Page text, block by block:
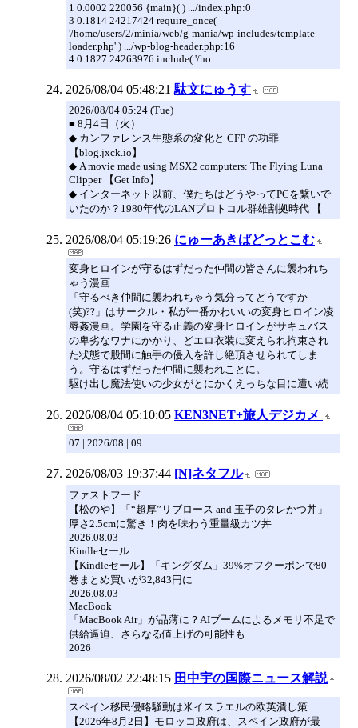
1 0.0002 220056 {main}( ) .../index.php:0
3 0.1814 24217424 require_once(
'/home/users/2/minia/web/g-mania/wp-includes/template-
loader.php' ) .../wp-blog-header.php:16
4 0.1827 24263976 include( '/ho
2026/08/04 05:48:21 駄文にゅうす
2026/08/04 05:24 (Tue)
■ 8月4日（火）
◆ カンファレンス生態系の変化と CFP の功罪
【blog.jxck.io】
◆ A movie made using MSX2 computers: The Flying Luna
Clipper 【Get Info】
◆ インターネット以前、僕たちはどうやってPCを繋いで
いたのか？1980年代のLANプロトコル群雄割拠時代 【
2026/08/04 05:19:26 にゅーあきばどっとこむ
変身ヒロインが守るはずだった仲間の皆さんに襲われち
ゃう漫画
「守るべき仲間に襲われちゃう気分ってどうですか
(笑)??」はサークル・私が一番かわいいの変身ヒロイン凌
辱姦漫画。学園を守る正義の変身ヒロインがサキュバス
の卑劣なワナにかかり、どエロ衣装に変えられ拘束され
た状態で股間に触手の侵入を許し絶頂させられてしま
う。守るはずだった仲間に襲われことに。
駆け出し魔法使いの少女がとにかくえっちな目に遭い続
2026/08/04 05:10:05 KEN3NET+旅人デジカメ
07 | 2026/08 | 09
2026/08/03 19:37:44 [N]ネタフル
ファストフード
【松のや】「“超厚”リブロース and 玉子のタレかつ丼」
厚さ2.5cmに驚き！肉を味わう重量級カツ丼
2026.08.03
Kindleセール
【Kindleセール】「キングダム」39%オフクーポンで80
巻まとめ買いが32,843円に
2026.08.03
MacBook
「MacBook Air」が品薄に？AIブームによるメモリ不足で
供給逼迫、さらなる値上げの可能性も
2026
2026/08/02 22:48:15 田中宇の国際ニュース解説
スペイン移民侵略騒動は米イスラエルの欧英潰し策
【2026年8月2日】モロッコ政府は、スペイン政府が最